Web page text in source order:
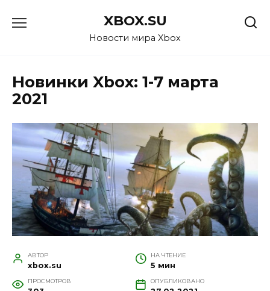
XBOX.SU
Новости мира Xbox
Новинки Xbox: 1-7 марта
2021
АВТОР
xbox.su
НА ЧТЕНИЕ
5 мин
ПРОСМОТРОВ ОПУБЛИКОВАНО